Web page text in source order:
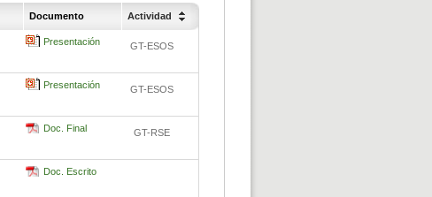
Documento Actividad
Presentación GT-ESOS
Presentación GT-ESOS
Doc. Final GT-RSE
Doc. Escrito